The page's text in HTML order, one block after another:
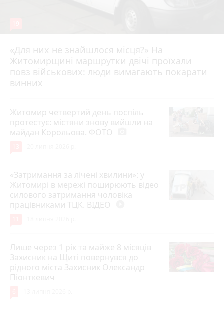
«Для них не знайшлося місця?» На
Житомирщині маршрутки двічі проїхали
повз військових: люди вимагають покарати
винних
17 липня 2026 р.
Житомир четвертий день поспіль
протестує: містяни знову вийшли на
майдан Корольова. ФОТО
«Затримання за лічені хвилини»: у
Житомирі в мережі поширюють відео
силового затримання чоловіка
працівниками ТЦК. ВІДЕО
Лише через 1 рік та майже 8 місяців
Захисник на Щиті повернувся до
рідного міста Захисник Олександр
Піонткевич